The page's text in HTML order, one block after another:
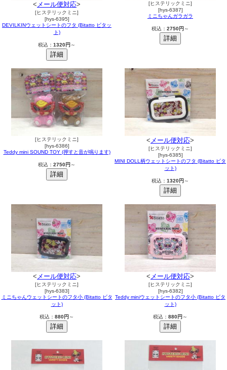
< メール便対応>
[ヒステリックミニ]
[hys-6395]
DEVILKINウェットシートのフタ (Bitatto ビタッ
ト)
税込： 1320円 ～
[ヒステリックミニ]
[hys-6387]
ミニちゃんガラガラ
税込： 2750円 ～
[ヒステリックミニ]
[hys-6386]
Teddy mini SOUND TOY (押すと音が鳴ります)
税込： 2750円 ～
< メール便対応>
[ヒステリックミニ]
[hys-6385]
MINI DOLL柄ウェットシートのフタ (Bitatto ビタ
ット)
税込： 1320円 ～
< メール便対応>
[ヒステリックミニ]
[hys-6383]
ミニちゃんウェットシートのフタ小 (Bitatto ビタ
ット)
税込： 880円 ～
< メール便対応>
[ヒステリックミニ]
[hys-6382]
Teddy miniウェットシートのフタ小 (Bitatto ビタ
ット)
税込： 880円 ～